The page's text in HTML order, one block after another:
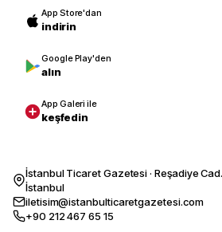
App Store'dan
indirin
Google Play'den
alın
App Galeri ile
keşfedin
İstanbul Ticaret Gazetesi · Reşadiye
İstanbul
iletisim@istanbulticaretgazetesi.com
+90 212 467 65 15